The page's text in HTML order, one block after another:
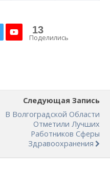
13
Поделились
Следующая Запись
В Волгоградской Области
Отметили Лучших
Работников Сферы
Здравоохранения